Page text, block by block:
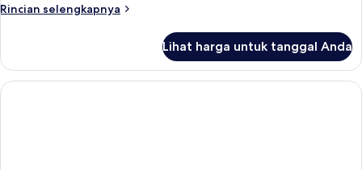
Rincian selengkapnya
Rincian
Kamar
Quadruple
Lihat harga untuk tanggal Anda